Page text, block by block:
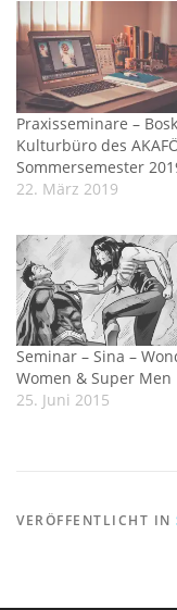
Praxisseminare –
Kulturbüro des
Sommersemester
22. März 2019
Seminar – Sina –
Women & Super Men
25. Juni 2015
VERÖFFENTLICHT IN